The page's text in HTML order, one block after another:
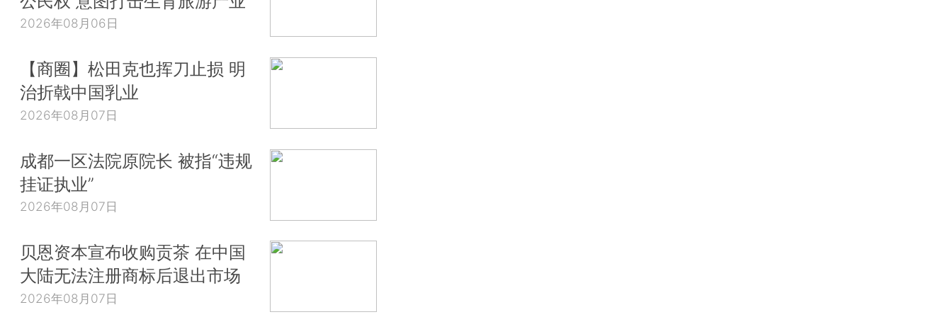
2026年08月06日
【商圈】松田克也挥刀止损 明
治折戟中国乳业
2026年08月07日
成都一区法院原院长 被指“违规
挂证执业”
2026年08月07日
贝恩资本宣布收购贡茶 在中国
大陆无法注册商标后退出市场
2026年08月07日